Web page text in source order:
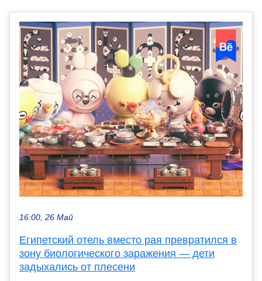
16:00, 26 Май
Египетский отель вместо рая превратился в
зону биологического заражения — дети
задыхались от плесени